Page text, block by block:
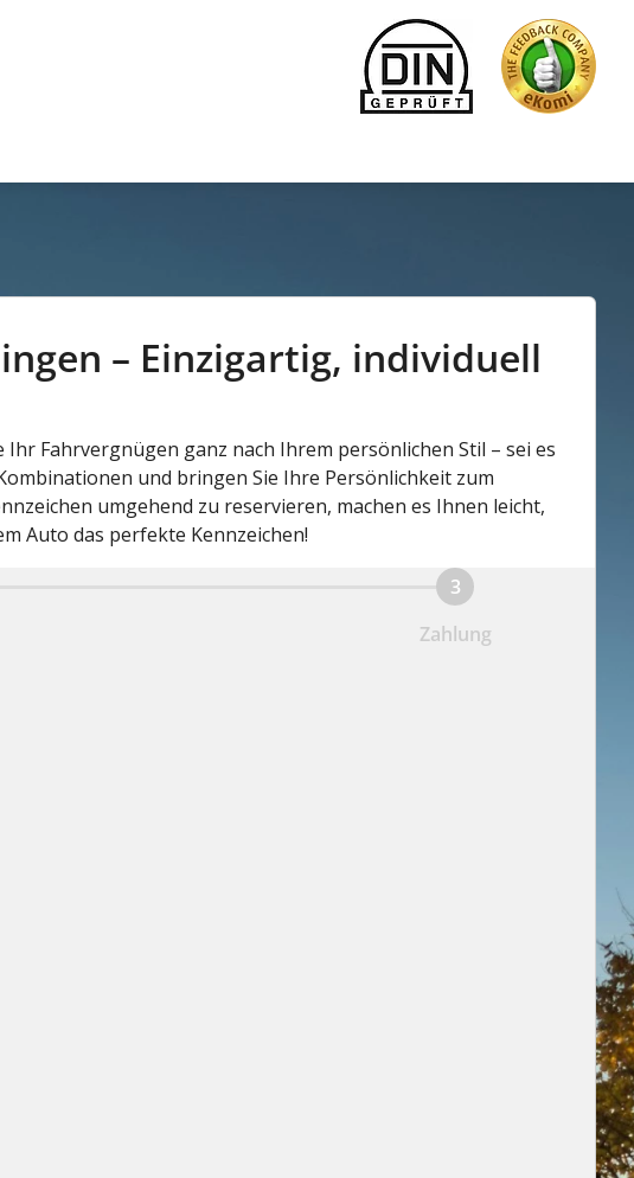
– Einzigartig, individuell
Fahrvergnügen ganz nach Ihrem persönlichen Stil – sei es
und bringen Sie Ihre Persönlichkeit zum
umgehend zu reservieren, machen es Ihnen leicht,
Auto das perfekte Kennzeichen!